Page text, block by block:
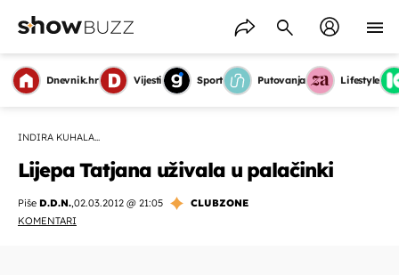
Dnevnik.hr Vijesti Sport Putovanja Lifestyle
INDIRA KUHALA...
Lijepa Tatjana uživala u palačinki
Piše D.D.N.,02.03.2012 @ 21:05
CLUBZONE
KOMENTARI